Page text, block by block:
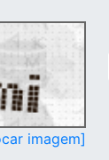
imagem]